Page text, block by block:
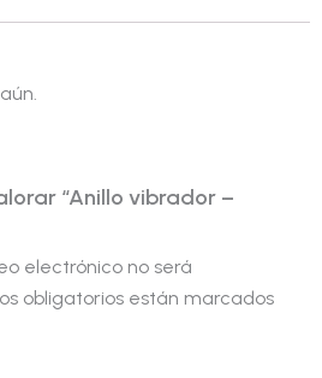
“Anillo vibrador –
electrónico no será
obligatorios están marcados